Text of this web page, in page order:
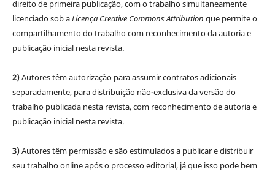
direito de primeira publicação, com o trabalho simultaneamente
licenciado sob aLicença Creative Commons Attribution que permite o
compartilhamento do trabalho com reconhecimento da autoria e
publicação inicial nesta revista.
2)Autores têm autorização para assumir contratos adicionais
separadamente, para distribuição não-exclusiva da versão do
trabalho publicada nesta revista, com reconhecimento de autoria e
publicação inicial nesta revista.
3)Autores têm permissão e são estimulados a publicar e distribuir
seu trabalho online após o processo editorial, já que isso pode bem